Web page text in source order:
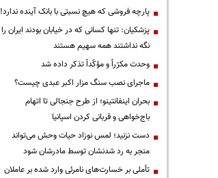
پارچه فروشی که هیچ نسبتی با بانک آینده ندارد!
پزشکیان: تنها کسانی که در خیابان بودند ایران را
نگه نداشتند همه سهیم هستند
وحدت مکرّراً و مؤکّداً تذکر داده شد
ماجرای نصب سنگ مزار اکبر عبدی چیست؟
بحران اینفانتینو؛ از طرح جنجالی تا اتهام
باج‌خواهی و قربانی کردن اسپانیا
دست نزنید؛ لمس نوزاد حیات وحش می‌تواند
منجر به رد شدنشان توسط مادرشان شود
تأملی بر خسارت‌های نامرئی وارد شده بر عاملان